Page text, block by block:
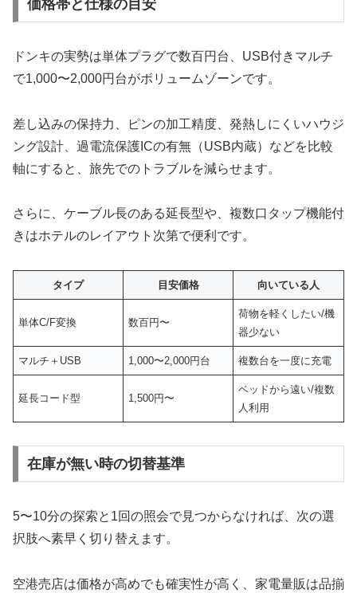
価格帯と仕様の目安
ドンキの実勢は単体プラグで数百円台、USB付きマルチ
で1,000〜2,000円台がボリュームゾーンです。
差し込みの保持力、ピンの加工精度、発熱しにくいハウジ
ング設計、過電流保護ICの有無（USB内蔵）などを比較
軸にすると、旅先でのトラブルを減らせます。
さらに、ケーブル長のある延長型や、複数口タップ機能付
きはホテルのレイアウト次第で便利です。
タイプ 目安価格 向いている人
単体C/F変換 数百円〜
荷物を軽くしたい/機
器少ない
マルチ＋USB 1,000〜2,000円台 複数台を一度に充電
延長コード型 1,500円〜
ベッドから遠い/複数
人利用
在庫が無い時の切替基準
5〜10分の探索と1回の照会で見つからなければ、次の選
択肢へ素早く切り替えます。
空港売店は価格が高めでも確実性が高く、家電量販は品揃